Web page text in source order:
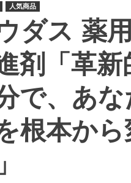
人気商品
ダス 薬
剤「革新
で、あ
根本か